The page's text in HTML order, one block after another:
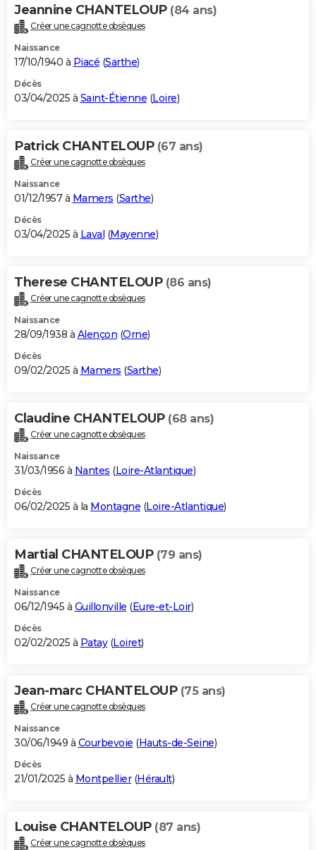
Jeannine CHANTELOUP (84 ans)
Créer une cagnotte obsèques
Naissance
17/10/1940 à Piacé (Sarthe)
Décès
03/04/2025 à Saint-Étienne (Loire)
Patrick CHANTELOUP (67 ans)
Créer une cagnotte obsèques
Naissance
01/12/1957 à Mamers (Sarthe)
Décès
03/04/2025 à Laval (Mayenne)
Therese CHANTELOUP (86 ans)
Créer une cagnotte obsèques
Naissance
28/09/1938 à Alençon (Orne)
Décès
09/02/2025 à Mamers (Sarthe)
Claudine CHANTELOUP (68 ans)
Créer une cagnotte obsèques
Naissance
31/03/1956 à Nantes (Loire-Atlantique)
Décès
06/02/2025 à la Montagne (Loire-Atlantique)
Martial CHANTELOUP (79 ans)
Créer une cagnotte obsèques
Naissance
06/12/1945 à Guillonville (Eure-et-Loir)
Décès
02/02/2025 à Patay(Loiret)
Jean-marc CHANTELOUP (75 ans)
Créer une cagnotte obsèques
Naissance
30/06/1949 à Courbevoie (Hauts-de-Seine)
Décès
21/01/2025 à Montpellier(Hérault)
Louise CHANTELOUP (87 ans)
Créer une cagnotte obsèques